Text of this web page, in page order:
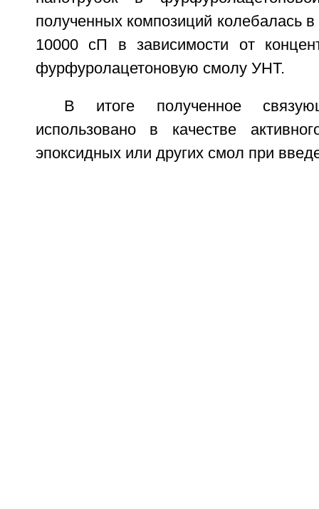
полученных композиций колебалась
10000 сП в зависимости от
фурфуролацетоновую смолу УНТ.
В итоге полученное
использовано в качестве
эпоксидных или других смол при